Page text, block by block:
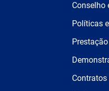
Conselho
Políticas